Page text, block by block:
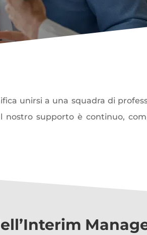
unirsi a una squadra di
supporto è continuo,